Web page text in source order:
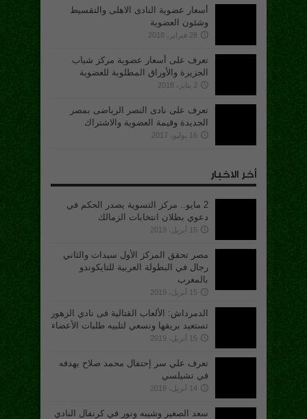
أسعار عضوية النادى الاهلى والتقسيط
وشئون العضوية
28 فبراير، 2018
تعرف على أسعار عضوية مركز شباب
الجزيرة والأوراق المطلوبة للعضوية
2 يناير، 2018
تعرف على نادى النصر الرياضى بمصر
الجديدة وقيمة العضوية والاشتراك
16 يوليو، 2017
أخر الاخبار
2 مايو.. مركز التسوية يصدر الحكم في
دعوي بطلان انتخابات الزمالك
15 أبريل، 2019
مصر تحقق المركز الأول سيدات والثاني
رجال في البطولة العربية للتايكوندو
بالمغرب
15 أبريل، 2019
الدمرداش: الألعاب القتالية فى نادي الزهور
تستعيد بريقها ونسعي لتلبيه طلبات الأعضاء
15 أبريل، 2019
تعرف علي سر إحتفال محمد صلاح بهدفه
في تشيلسي
14 أبريل، 2019
سعد الصغير وشيبه ونور في كرنفال النادي